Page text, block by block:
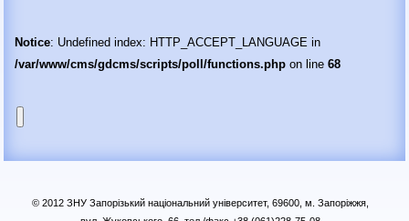
Notice: Undefined index: HTTP_ACCEPT_LANGUAGE in
/var/www/cms/gdcms/scripts/poll/functions.php on line68
© 2012 ЗНУ Запорізький національний університет, 69600, м. Запоріжжя,